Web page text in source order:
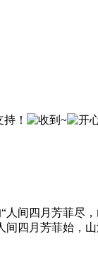
人间四月芳菲尽
间四月芳菲始，山